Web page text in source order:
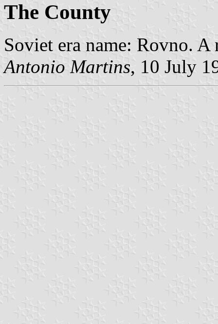
The County
Soviet era name: Rovno.
Antonio Martins, 10 July